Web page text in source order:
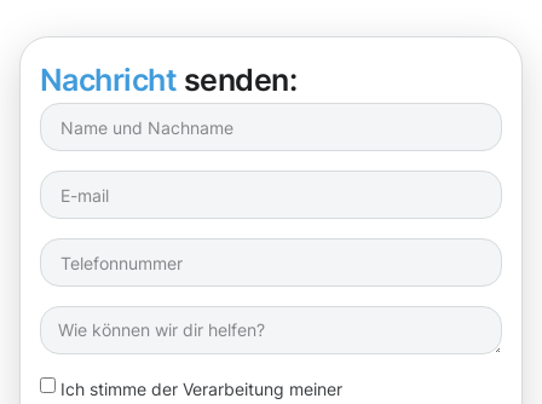
Nachricht senden:
Ich stimme der Verarbeitung meiner